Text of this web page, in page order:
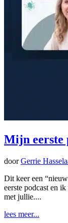
Mijn eerste
doorGerrie
Dit keer een
eerste podcast en
met jullie....
lees meer...